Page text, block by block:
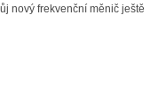
nový frekvenční měnič ještě